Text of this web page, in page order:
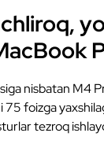
nisbatan M4
75 foizga
tezroq